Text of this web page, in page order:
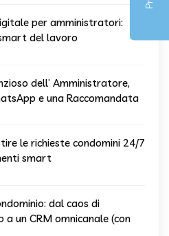
per amministratori:
del lavoro
dell’ Amministratore,
e una Raccomandata
le richieste condomini 24/7
smart
dal caos di
a un CRM omnicanale (con